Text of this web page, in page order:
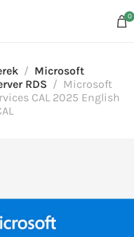
0
Microsoft
RDS
Microsoft
CAL 2025 English